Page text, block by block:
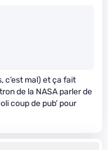
c’est mal) et ça fait
de la NASA parler de
coup de pub’ pour